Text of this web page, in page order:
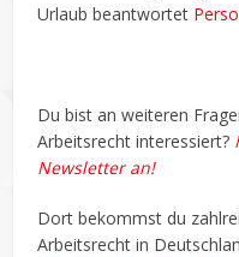
Urlaub beantwortet
Du bist an weiteren
Arbeitsrecht interessiert?
Newsletter an!
Dort bekommst du
Arbeitsrecht in